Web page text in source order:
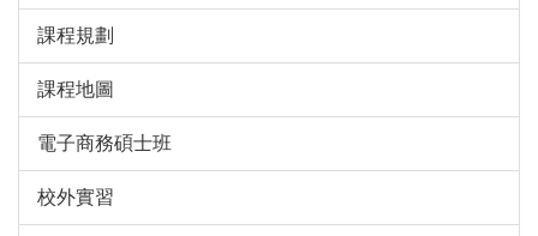
課程規劃
課程地圖
電子商務碩士班
校外實習